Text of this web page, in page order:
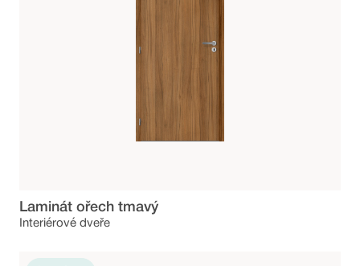
Laminát ořech tmavý
Interiérové dveře